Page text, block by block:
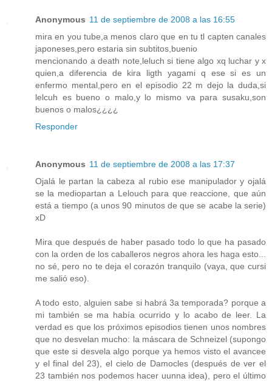
Anonymous 11 de septiembre de 2008 a las 16:55
mira en you tube,a menos claro que en tu tl capten canales
japoneses,pero estaria sin subtitos,buenio
mencionando a death note,leluch si tiene algo xq luchar y x
quien,a diferencia de kira ligth yagami q ese si es un
enfermo mental,pero en el episodio 22 m dejo la duda,si
lelcuh es bueno o malo,y lo mismo va para susaku,son
buenos o malos¿¿¿¿
Responder
Anonymous 11 de septiembre de 2008 a las 17:37
Ojalá le partan la cabeza al rubio ese manipulador y ojalá
se la mediopartan a Lelouch para que reaccione, que aún
está a tiempo (a unos 90 minutos de que se acabe la serie)
xD
Mira que después de haber pasado todo lo que ha pasado
con la orden de los caballeros negros ahora les haga esto...
no sé, pero no te deja el corazón tranquilo (vaya, que cursi
me salió eso).
A todo esto, alguien sabe si habrá 3a temporada? porque a
mi también se ma había ocurrido y lo acabo de leer. La
verdad es que los próximos episodios tienen unos nombres
que no desvelan mucho: la máscara de Schneizel (supongo
que este si desvela algo porque ya hemos visto el avancee
y el final del 23), el cielo de Damocles (después de ver el
23 también nos podemos hacer uunna idea), pero el último